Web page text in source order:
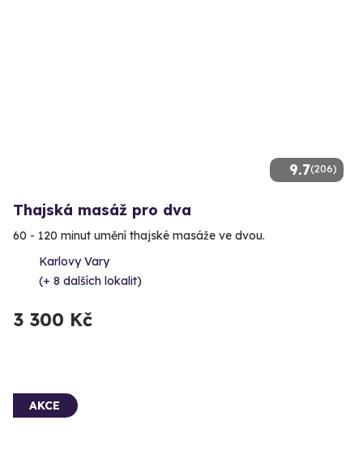
9.7(206)
Thajská masáž pro dva
60 - 120 minut umění thajské masáže ve dvou.
Karlovy Vary
(+ 8 dalších lokalit)
3 300 Kč
AKCE